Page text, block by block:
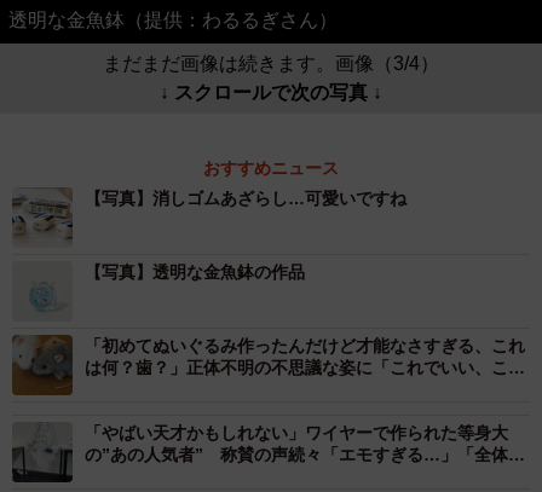
透明な金魚鉢（提供：わるるぎさん）
まだまだ画像は続きます。画像（3/4）
↓ スクロールで次の写真 ↓
おすすめニュース
【写真】消しゴムあざらし…可愛いですね
【写真】透明な金魚鉢の作品
「初めてぬいぐるみ作ったんだけど才能なさすぎる、これ
は何？歯？」正体不明の不思議な姿に「これでいい、これ
「やばい天才かもしれない」ワイヤーで作られた等身大
の”あの人気者” 称賛の声続々「エモすぎる…」「全体像